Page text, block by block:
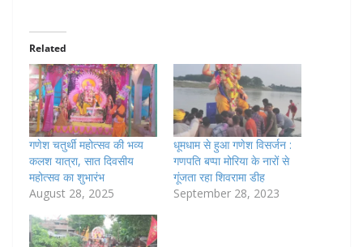
Related
गणेश चतुर्थी महोत्सव की भव्य
कलश यात्रा, सात दिवसीय
महोत्सव का शुभारंभ
August 28, 2025
धूमधाम से हुआ गणेश विसर्जन :
गणपति बप्पा मोरिया के नारों से
गूंजता रहा शिवरामा डीह
September 28, 2023